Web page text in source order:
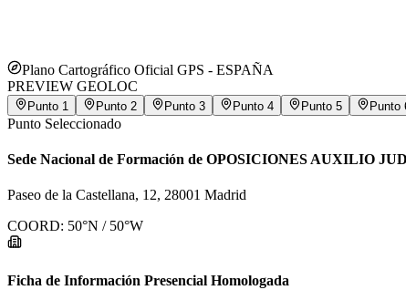
Plano Cartográfico Oficial GPS - ESPAÑA
PREVIEW GEOLOC
Punto 1 Punto 2 Punto 3 Punto 4 Punto 5 Punto
Punto Seleccionado
Sede Nacional de Formación de OPOSICIONES AUXILIO
Paseo de la Castellana, 12, 28001 Madrid
COORD: 50°N / 50°W
Ficha de Información Presencial Homologada